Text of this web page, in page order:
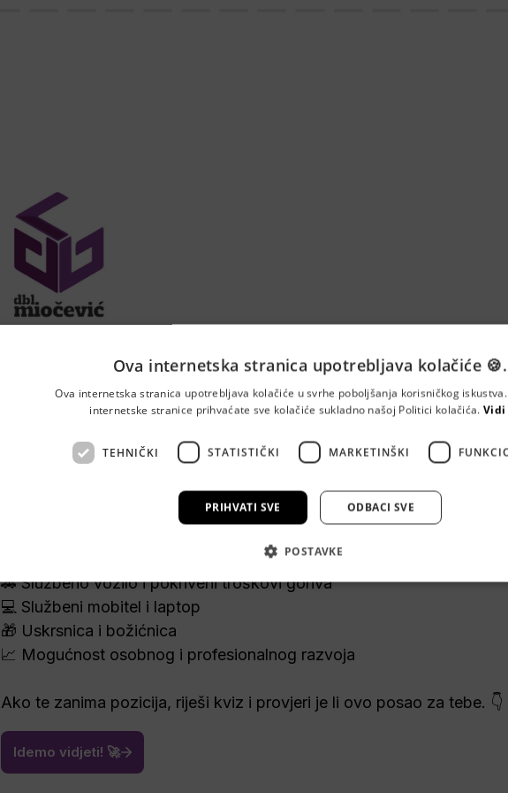
Inženjer građevine (m/ž)
👋 Hej!
Inženjera građevine u Zagrebu!
📄 Ugovor na neodređeno od prvog dana
🚗 Službeno vozilo i pokriveni troškovi goriva
💻 Službeni mobitel i laptop
🎁 Uskrsnica i božićnica
📈 Mogućnost osobnog i profesionalnog razvoja
Ako te zanima pozicija, riješi kviz i provjeri je li ovo posao za tebe. 👇
Idemo vidjeti! 🚀
Ova internetska stranica upotrebljava kolačiće 🍪.
Ova internetska stranica upotrebljava kolačiće u svrhe poboljšanja korisničkog
internetske stranice prihvaćate sve kolačiće sukladno našoj Politici kolačića. Vidi
TEHNIČKI STATISTIČKI MARKETINŠKI
PRIHVATI SVE ODBACI SVE
POSTAVKE